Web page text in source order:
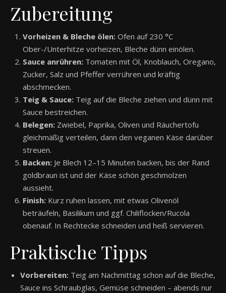
Zubereitung
Vorheizen & Bleche ölen: Ofen auf 230 °C
Ober-/Unterhitze vorheizen, Bleche dünn einölen.
Sauce anrühren: Tomaten mit Öl, Knoblauch, Oregano,
Zucker, Salz und Pfeffer verrühren und kräftig
abschmecken.
Teig & Sauce: Teig auf die Bleche ziehen und dünn mit
Sauce bestreichen.
Belegen: Zwiebel, Paprika, Oliven und Räuchertofu
gleichmäßig verteilen, dann den veganen Käse darüber
streuen.
Backen: Je Blech 12–15 Minuten backen, bis der Rand
goldbraun ist und der Käse schön geschmolzen
aussieht.
Finish: Kurz ruhen lassen, mit etwas Olivenöl
beträufeln, Basilikum und ggf. Chiliflocken/Rucola
obenauf. In Rechtecke schneiden und heiß servieren.
Praktische Tipps
Vorbereiten: Teig am Nachmittag schon auf die Bleche,
Sauce ins Schraubglas, Gemüse schneiden – abends nur